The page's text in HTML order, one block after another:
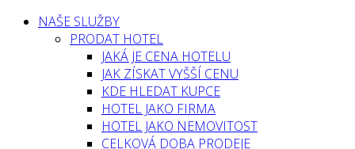
NAŠE SLUŽBY
PRODAT HOTEL
JAKÁ JE CENA HOTELU
JAK ZÍSKAT VYŠŠÍ CENU
KDE HLEDAT KUPCE
HOTEL JAKO FIRMA
HOTEL JAKO NEMOVITOST
CELKOVÁ DOBA PRODEJE